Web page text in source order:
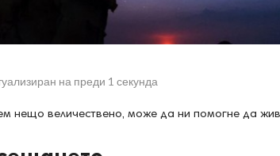
на преди 1 секунда
нещо величествено, може да ни помогне да